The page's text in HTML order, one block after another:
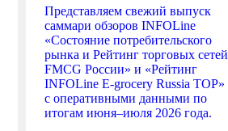
Представляем свежий выпуск
саммари обзоров INFOLine
«Состояние потребительского
рынка и Рейтинг торговых сетей
FMCG России» и «Рейтинг
INFOLine E-grocery Russia TOP»
с оперативными данными по
итогам июня–июля 2026 года.